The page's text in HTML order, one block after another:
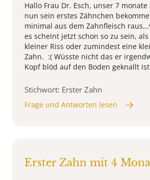
Hallo Frau Dr. Esch, unser 7
nun sein erstes Zähnchen
minimal aus dem Zahnfleisch
es scheint jetzt schon so zu sein,
kleiner Riss oder zumindest eine
Zahn. :( Wüsste nicht das er
Kopf blöd auf den Boden geknallt
Stichwort: Erster Zahn
Frage und Antworten lesen
Erster Zahn mit 4